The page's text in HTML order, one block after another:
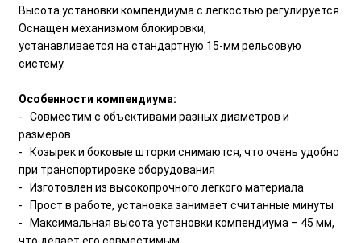
Высота установки компендиума с легкостью регулируется.
Оснащен механизмом блокировки,
устанавливается на стандартную 15-мм рельсовую
систему.
Особенности компендиума:
- Совместим с объективами разных диаметров и
размеров
- Козырек и боковые шторки снимаются, что очень удобно
при транспортировке оборудования
- Изготовлен из высокопрочного легкого материала
- Прост в работе, установка занимает считанные минуты
- Максимальная высота установки компендиума – 45 мм,
что делает его совместимым